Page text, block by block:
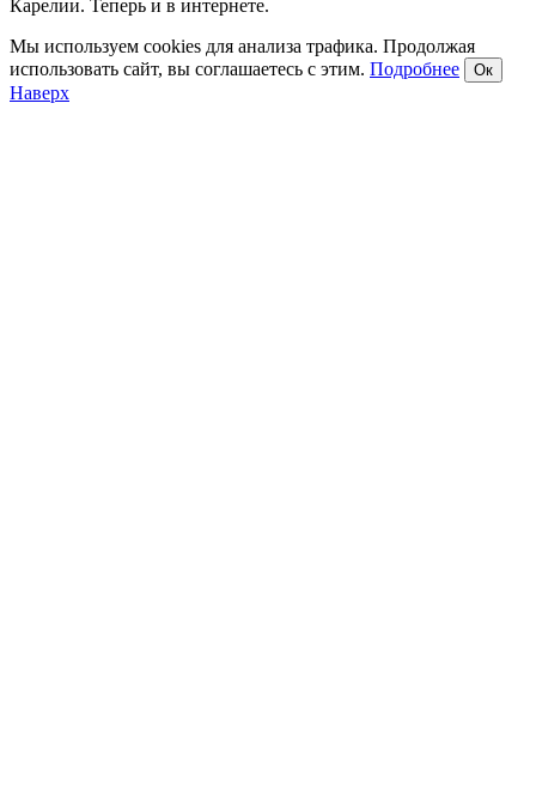
Карелии. Теперь и в интернете.
Мы используем cookies для анализа трафика. Продолжая
использовать сайт, вы соглашаетесь с этим. Подробнее Ок
Наверх